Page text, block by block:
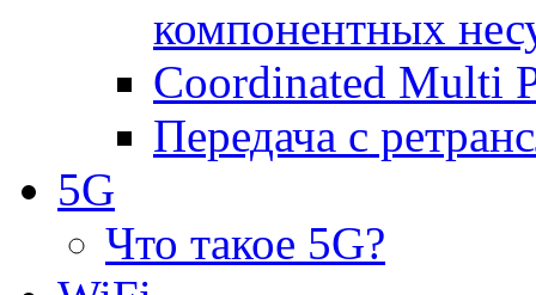
компонентных
Coordinated Multi
Передача с
5G
Что такое 5G?